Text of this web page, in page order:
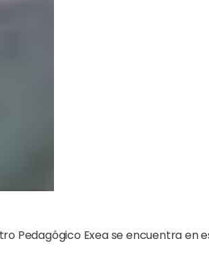
Pedagógico Exea se encuentra en